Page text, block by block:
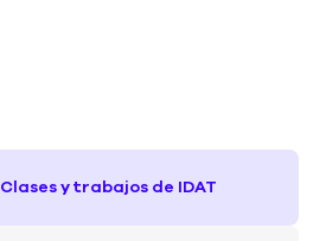
Clases y trabajos de IDAT